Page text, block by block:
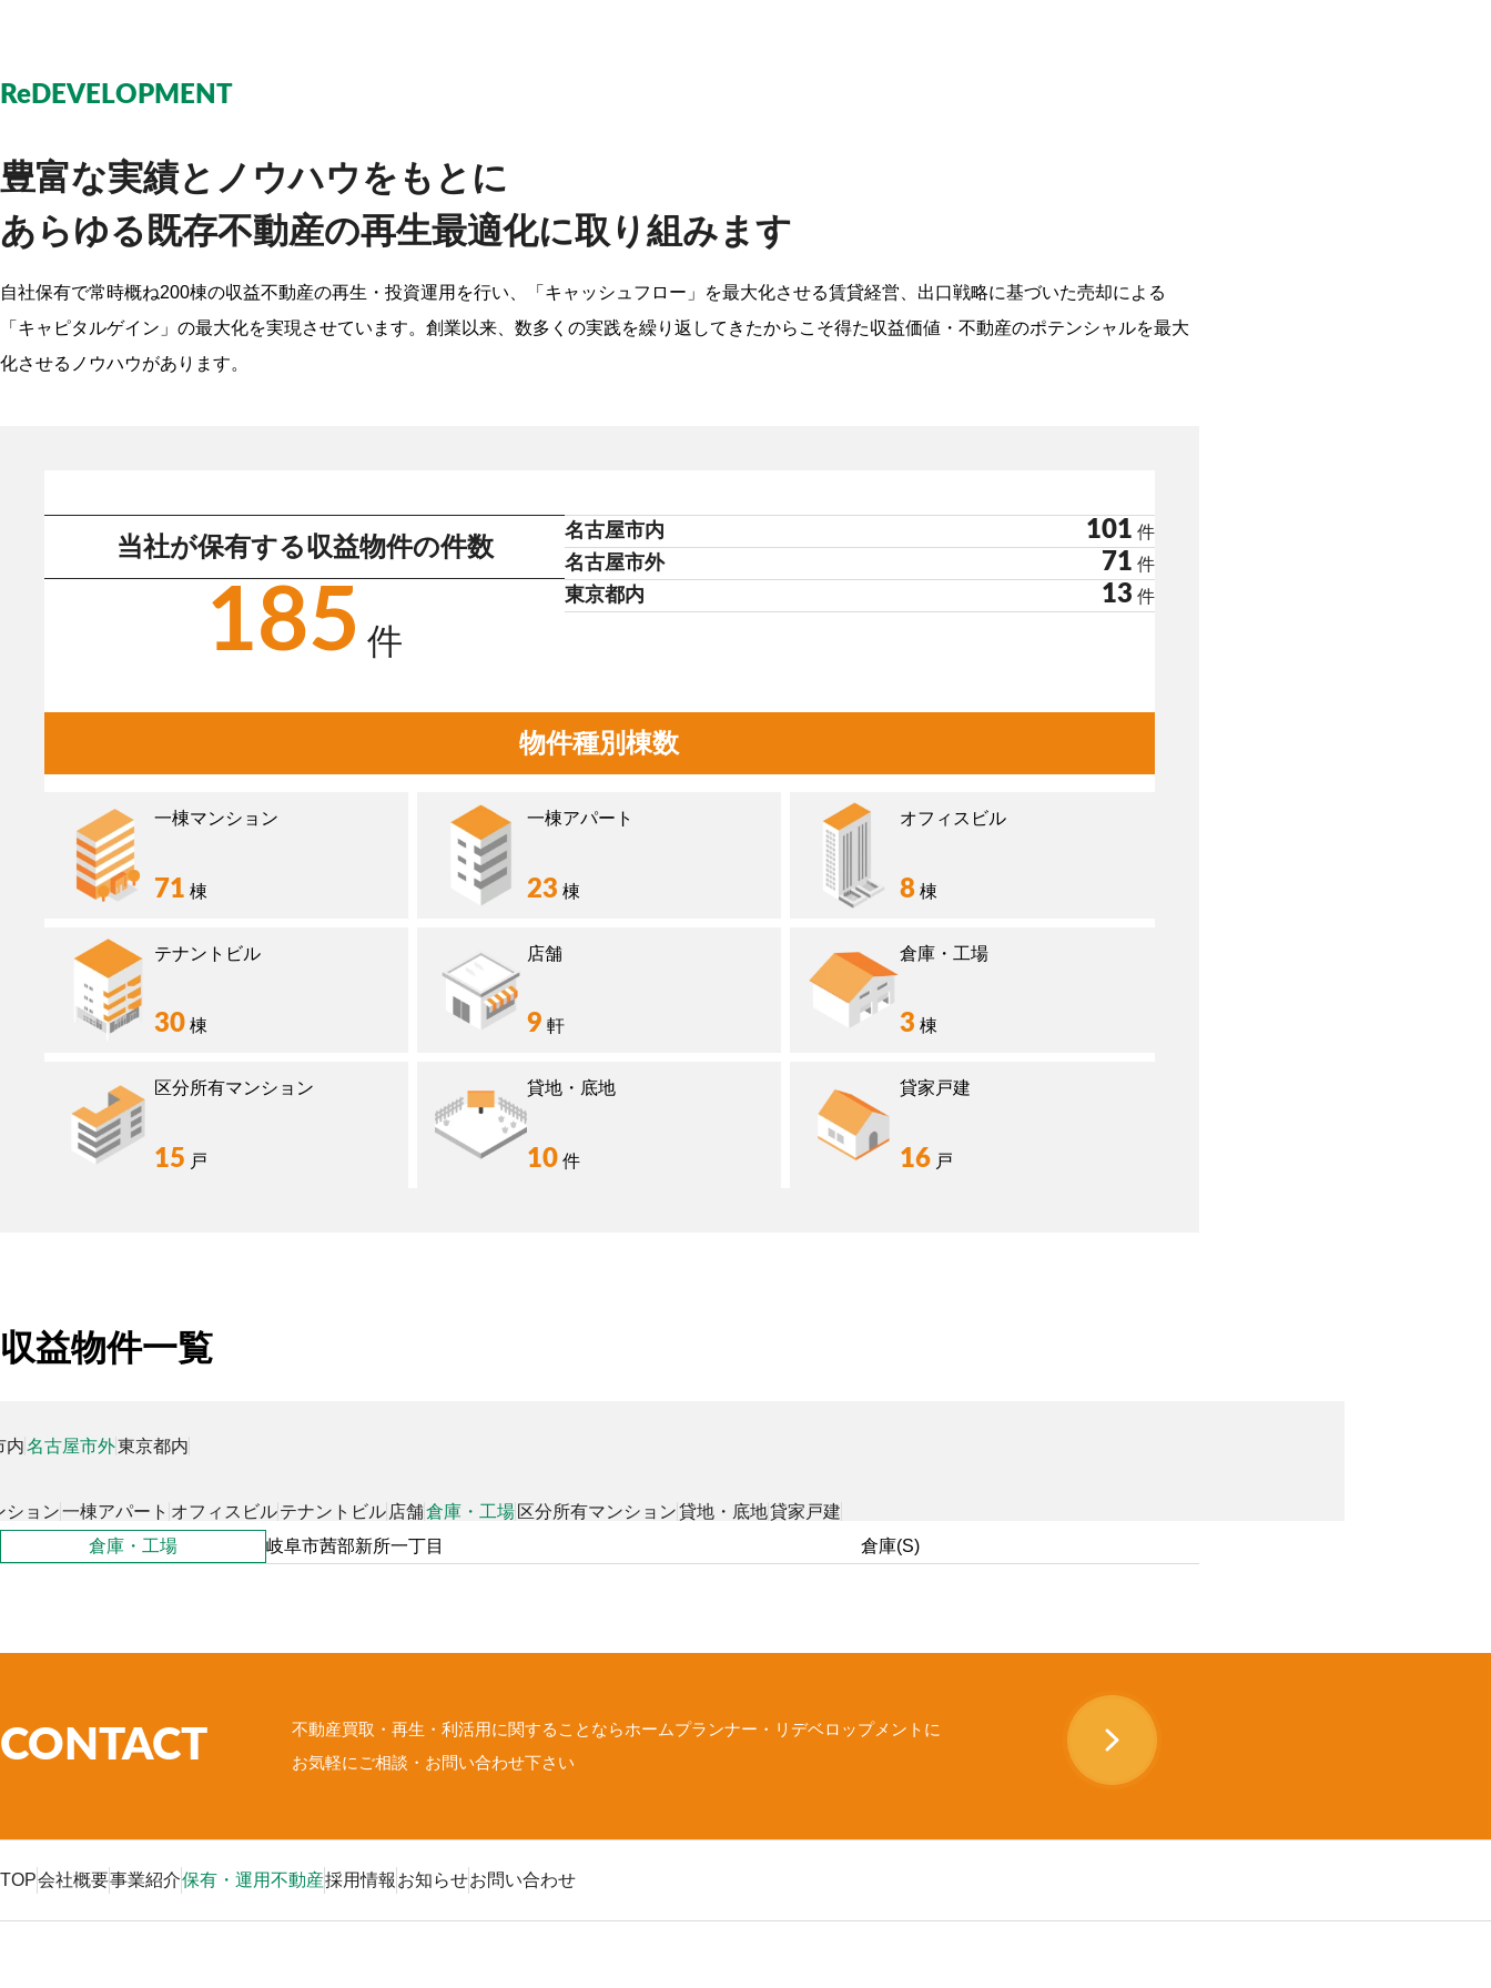
ReDEVELOPMENT
豊富な実績とノウハウをもとに
あらゆる既存不動産の再生最適化に取り組みます
自社保有で常時概ね200棟の収益不動産の再生・投資運用を行い、「キャッシュフロー」を最大化させる賃貸経営、出口戦略に基づいた売却による
「キャピタルゲイン」の最大化を実現させています。創業以来、数多くの実践を繰り返してきたからこそ得た収益価値・不動産のポテンシャルを最大
化させるノウハウがあります。
当社が保有する収益物件の件数
185 件
名古屋市内 101 件
名古屋市外 71 件
東京都内 13 件
物件種別棟数
一棟マンション
71 棟
一棟アパート
23 棟
オフィスビル
8 棟
テナントビル
30 棟
店舗
9 軒
倉庫・工場
3 棟
区分所有マンション
15 戸
貸地・底地
10 件
貸家戸建
16 戸
収益物件一覧
内名古屋市外東京都内
ション一棟アパート オフィスビルテナントビル 店舗倉庫・工場 区分所有マンション貸地・底地貸家戸建
倉庫・工場
岐阜市茜部新所一丁目 倉庫(S)
CONTACT 不動産買取・再生・利活用に関することならホームプランナー・リデベロップメントに
お気軽にご相談・お問い合わせ下さい
TOP会社概要事業紹介保有・運用不動産採用情報 お知らせお問い合わせ